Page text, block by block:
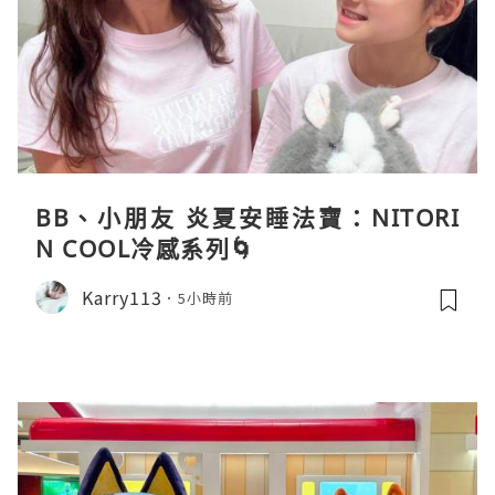
BB、小朋友 炎夏安睡法寶：NITORI
N COOL冷感系列🌀
Karry113 5小時前